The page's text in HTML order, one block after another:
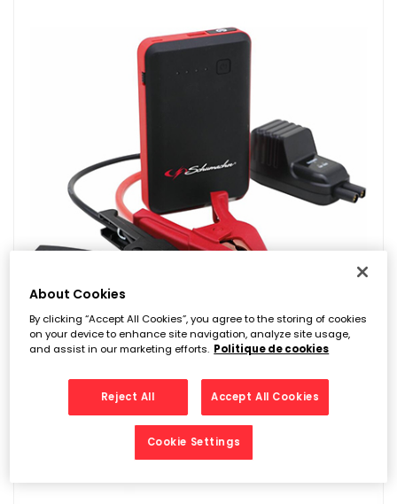
Booster 12V 600A Avec Power Bank 6500mAh –
Schumacher
87,60€
About Cookies
By clicking “Accept All Cookies”, you agree to the storing of cookies
on your device to enhance site navigation, analyze site usage,
and assist in our marketing efforts. Politique de cookies
Reject All Accept All Cookies
Cookie Settings